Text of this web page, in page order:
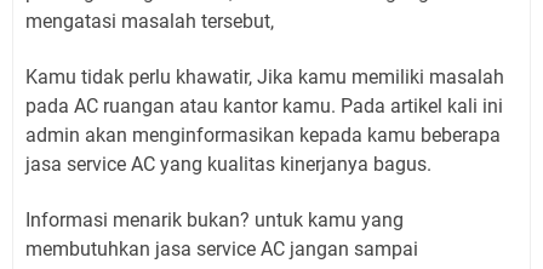
mengatasi masalah tersebut,
Kamu tidak perlu khawatir, Jika kamu memiliki masalah
pada AC ruangan atau kantor kamu. Pada artikel kali ini
admin akan menginformasikan kepada kamu beberapa
jasa service AC yang kualitas kinerjanya bagus.
Informasi menarik bukan? untuk kamu yang
membutuhkan jasa service AC jangan sampai